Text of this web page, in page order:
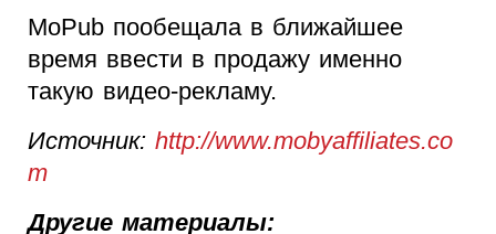
MoPub пообещала в ближайшее
время ввести в продажу именно
такую видео-рекламу.
Источник: http://www.mobyaffiliates.co
m
Другие материалы: